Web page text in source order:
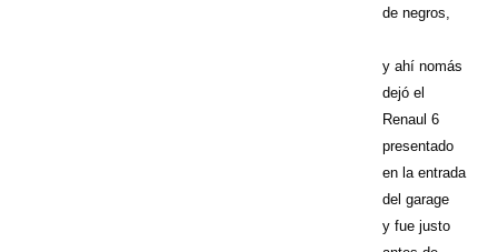
de negros,
y ahí nomás
dejó el
Renaul 6
presentado
en la entrada
del garage
y fue justo